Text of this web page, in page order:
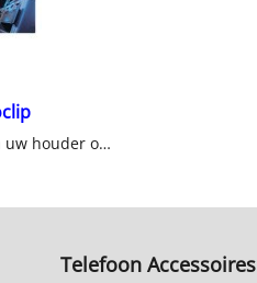
Kies hier de proclip om uw houder op te bevestigen in uw auto.
Telefoon Accessoires